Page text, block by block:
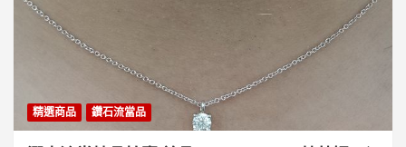
精選商品 鑽石流當品